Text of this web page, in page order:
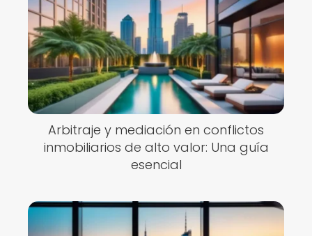
Arbitraje y mediación en conflictos
inmobiliarios de alto valor: Una guía
esencial